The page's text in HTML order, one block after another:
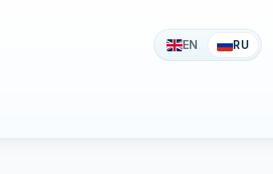
EN RU